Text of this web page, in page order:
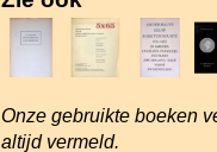
Onze gebruikte boeken
altijd vermeld.